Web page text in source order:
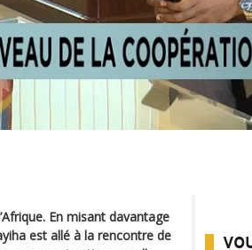
En misant davantage
est allé à la rencontre de